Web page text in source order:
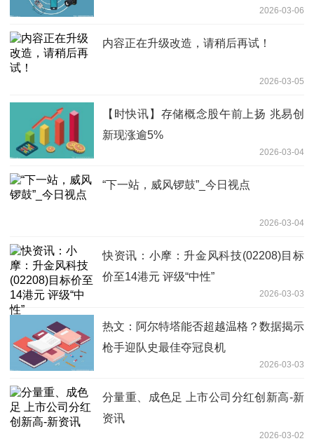
2026-03-06
内容正在升级改造，请稍后再试！
2026-03-05
【时快讯】存储概念股午前上扬 兆易创
新现涨逾5%
2026-03-04
“下一站，威风锣鼓”_今日视点
2026-03-04
快资讯：小摩：升金风科技(02208)目标
价至14港元 评级“中性”
2026-03-03
热文：阿尔特塔能否超越温格？数据揭示
枪手迎队史最佳夺冠良机
2026-03-03
分量重、成色足 上市公司分红创新高-新
资讯
2026-03-02